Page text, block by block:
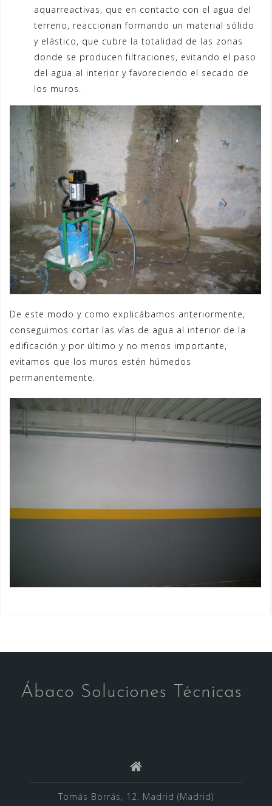
aquarreactivas, que en contacto con el agua del
terreno, reaccionan formando un material sólido
y elástico, que cubre la totalidad de las zonas
donde se producen filtraciones, evitando el paso
del agua al interior y favoreciendo el secado de
los muros.
De este modo y como explicábamos anteriormente,
conseguimos cortar las vías de agua al interior de la
edificación y por último y no menos importante,
evitamos que los muros estén húmedos
permanentemente.
Ábaco Soluciones Técnicas
Tomás Borrás, 12. Madrid (Madrid)